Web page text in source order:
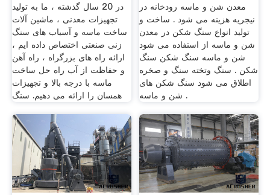
در 20 سال گذشته ، ما به تولید
تجهیزات معدنی ، ماشین آلات
ساخت ماسه و آسیاب های سنگ
زنی صنعتی اختصاص داده ایم ،
ارائه راه های بزرگراه ، راه آهن
و حفاظت از آب راه حل ساخت
ماسه با درجه بالا و تجهیزات
همسان را ارائه می دهیم. سنگ
معدن شن و ماسه رودخانه در
نیجریه هزینه می شود . ساخت و
تولید انواع سنگ شکن در معدن
شن و ماسه از استفاده می شود
شن و ماسه سنگ شکن سنگ
شکن . سنگ وتخته سنگ و صخره
اطلاق می شود سنگ شکن های
شن و ماسه .